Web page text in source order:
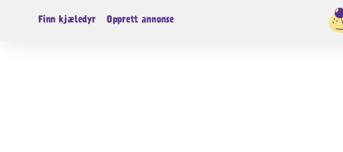
Finn kjæledyr Opprett annonse